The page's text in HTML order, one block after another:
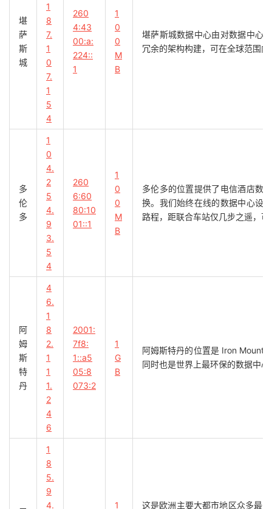
堪
萨
斯
城
1
8
7.
1
0
7.
1
5
4
260
4:43
00:a:
224::
1
1
0
0
M
B
堪萨斯城数据中心由对数据中心
冗余的架构构建，可在全球范围内
多
伦
多
1
0
4.
2
5
4.
9
3.
5
4
260
6:60
80:10
01::1
1
0
0
M
B
多伦多的位置提供了电信酒店数
换。我们始终在线的数据中心设
路程，距联合车站仅几步之遥，
阿
姆
斯
特
丹
4
6.
1
8
2.
1
1
1.
2
4
6
2001:
7f8:
1::a5
05:8
073:2
1
G
B
阿姆斯特丹的位置是 Iron
同时也是世界上最环保的数据中
1
8
5.
9
4.
1 这是欧洲主要大都市地区众多最